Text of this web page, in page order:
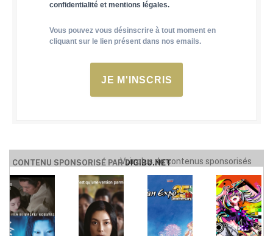
confidentialité et mentions légales.
Vous pouvez vous désinscrire à tout moment en
cliquant sur le lien présent dans nos emails.
JE M'INSCRIS
CONTENU SPONSORISÉ PARDIGIBU.NET
Voir plus de contenus sponsorisés